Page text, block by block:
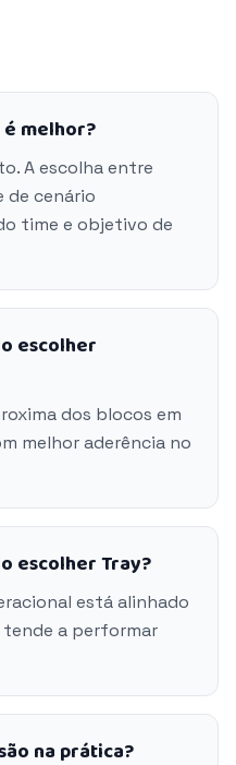
melhor?
A escolha entre
de cenário
time e objetivo de
escolher
dos blocos em
melhor aderência no
escolher Tray?
está alinhado
tende a performar
na prática?